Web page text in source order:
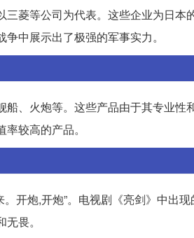
三菱等公司为代表。这些企业为日
中展示出了极强的军事实力。
、火炮等。这些产品由于其专业
较高的产品。
开炮,开炮”。电视剧《亮剑》中出
畏。